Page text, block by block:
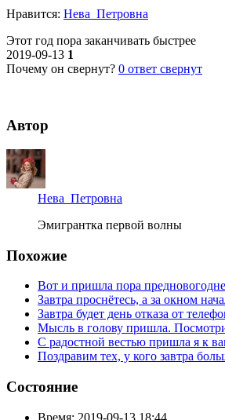
Нравитcя: Нева_Петровна
Этот год пора заканчивать быстрее
2019-09-13 1
Почему он свернут? 0 ответ свернут
Автор
Нева_Петровна
Эмигрантка первой волны
Похожие
Вот и пришла пора
Завтра проснётесь, а за окном
Завтра будет день отказа от
Мысль в голову пришла.
С радостной вестью пришла я к
Поздравим тех, у кого завтра
Состояние
Время: 2019-09-13 18:44